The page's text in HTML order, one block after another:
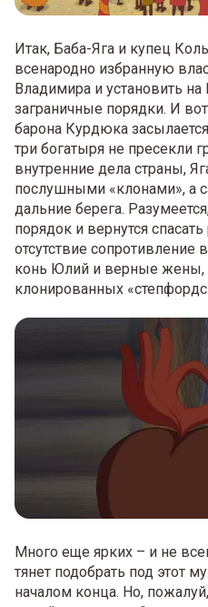
Итак, Баба-Яга и купец
всенародно избранную
Владимира и установить
заграничные порядки. И
барона Курдюка
три богатыря не пресекли
внутренние дела страны,
послушными «клонами», а
дальние берега.
порядок и вернутся
отсутствие сопротивление
конь Юлий и верные жены,
клонированных
Много еще ярких – и не
тянет подобрать под этот
началом конца. Но,